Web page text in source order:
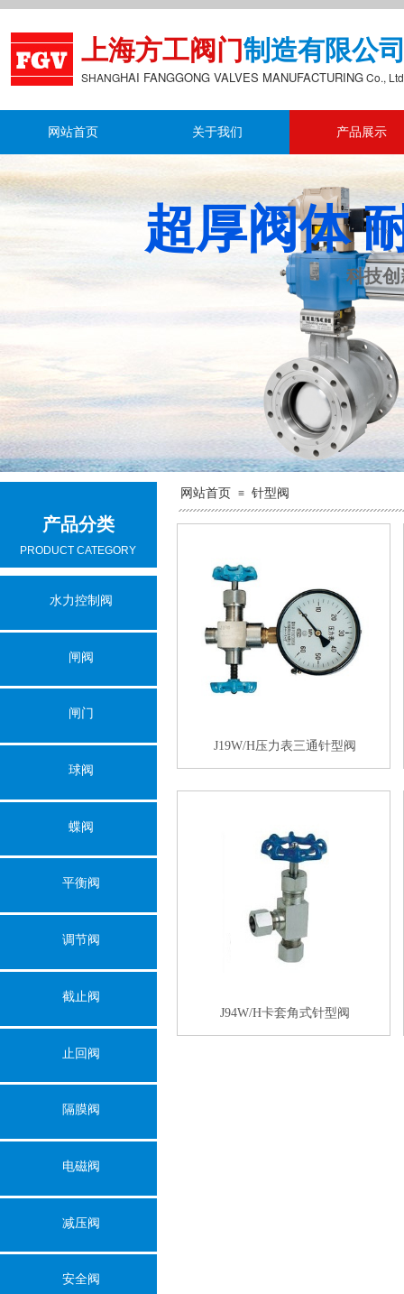
上海方工阀门制造有限公
SHANGHAI FANGGONG VALVES MANUFACTURINGCo.,
网站首页 关于我们 产品展示
科技
超厚阀体
产品分类
网站首页 ≡ 针型阀
J19W/H压力表三通针型阀
J94W/H卡套角式针型阀
PRODUCT CATEGORY
水力控制阀
闸阀
闸门
球阀
蝶阀
平衡阀
调节阀
截止阀
止回阀
隔膜阀
电磁阀
减压阀
安全阀